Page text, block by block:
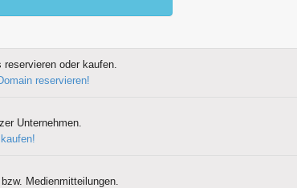
oder kaufen.
reservieren!
Unternehmen.
Medienmitteilungen.